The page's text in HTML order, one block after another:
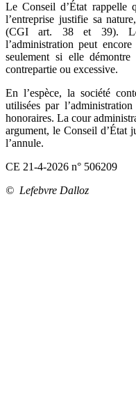
Le Conseil d’État rappelle
l’entreprise justifie sa
(CGI art. 38 et 39).
l’administration peut
seulement si elle
contrepartie ou excessive.
En l’espèce, la société
utilisées par
honoraires. La cour
argument, le Conseil d’État
l’annule.
CE 21-4-2026 n° 506209
© Lefebvre Dalloz